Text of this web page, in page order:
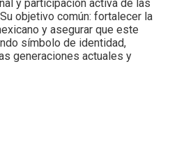
y participación activa de las
objetivo común: fortalecer la
y asegurar que este
símbolo de identidad,
generaciones actuales y